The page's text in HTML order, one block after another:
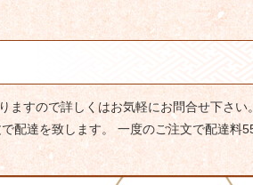
ますので詳しくはお気軽にお問合せ下さ
配達を致します。 一度のご注文で配達料